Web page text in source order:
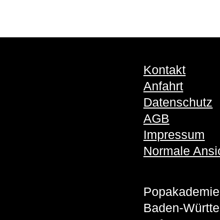
Kontakt
Anfahrt
Datenschutz
AGB
Impressum
Normale
Popakademie
Baden-